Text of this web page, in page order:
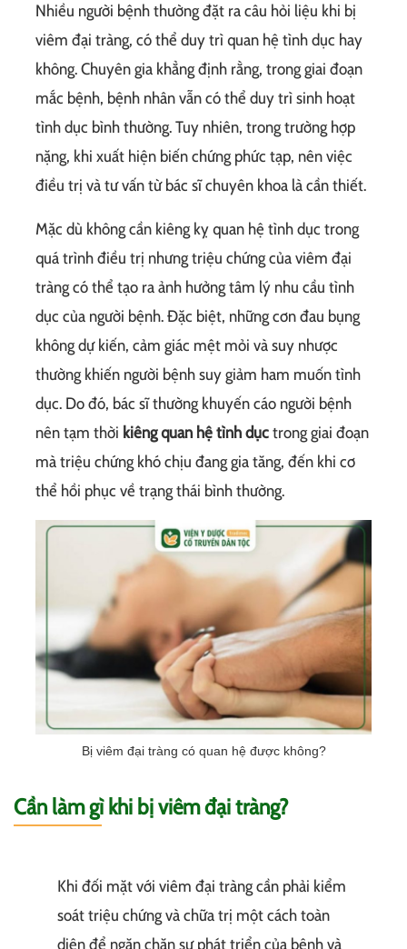
Nhiều người bệnh thường đặt ra câu hỏi liệu khi bị
viêm đại tràng, có thể duy trì quan hệ tình dục hay
không. Chuyên gia khẳng định rằng, trong giai đoạn
mắc bệnh, bệnh nhân vẫn có thể duy trì sinh hoạt
tình dục bình thường. Tuy nhiên, trong trường hợp
nặng, khi xuất hiện biến chứng phức tạp, nên việc
điều trị và tư vấn từ bác sĩ chuyên khoa là cần thiết.
Mặc dù không cần kiêng kỵ quan hệ tình dục trong
quá trình điều trị nhưng triệu chứng của viêm đại
tràng có thể tạo ra ảnh hưởng tâm lý nhu cầu tình
dục của người bệnh. Đặc biệt, những cơn đau bụng
không dự kiến, cảm giác mệt mỏi và suy nhược
thường khiến người bệnh suy giảm ham muốn tình
dục. Do đó, bác sĩ thường khuyến cáo người bệnh
nên tạm thời kiêng quan hệ tình dụctrong giai đoạn
mà triệu chứng khó chịu đang gia tăng, đến khi cơ
thể hồi phục về trạng thái bình thường.
Bị viêm đại tràng có quan hệ được không?
Cần làm gì khi bị viêm đại tràng?
Khi đối mặt với viêm đại tràng cần phải kiểm
soát triệu chứng và chữa trị một cách toàn
diện để ngăn chặn sự phát triển của bệnh và